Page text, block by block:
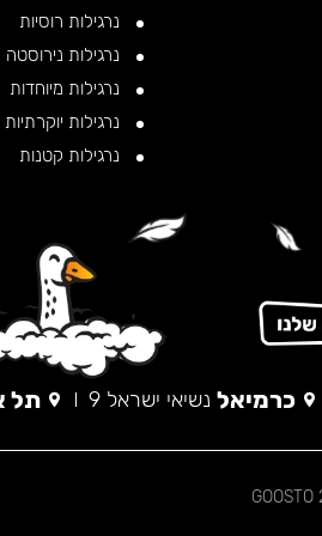
נרגילות רוסיות
נרגילות נירוסטה
נרגילות מיוחדות
נרגילות יוקרתיות
נרגילות קטנות
כרמיאל נשיאי ישראל 9 תל